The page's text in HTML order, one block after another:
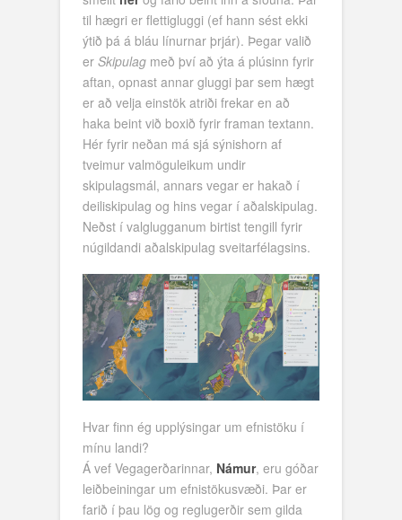
til hægri er flettigluggi (ef hann sést ekki
ýtið þá á bláu línurnar þrjár). Þegar valið
erSkipulag með því að ýta á plúsinn fyrir
aftan, opnast annar gluggi þar sem hægt
er að velja einstök atriði frekar en að
haka beint við boxið fyrir framan textann.
Hér fyrir neðan má sjá sýnishorn af
tveimur valmöguleikum undir
skipulagsmál, annars vegar er hakað í
deiliskipulag og hins vegar í aðalskipulag.
Neðst í valglugganum birtist tengill fyrir
núgildandi aðalskipulag sveitarfélagsins.
Hvar finn ég upplýsingar um efnistöku í
mínu landi?
Á vef Vegagerðarinnar, Námur, eru góðar
leiðbeiningar um efnistökusvæði. Þar er
farið í þau lög og reglugerðir sem gilda